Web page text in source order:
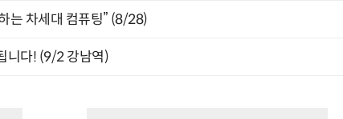
는 차세대 컴퓨팅” (8/28)
니다! (9/2 강남역)